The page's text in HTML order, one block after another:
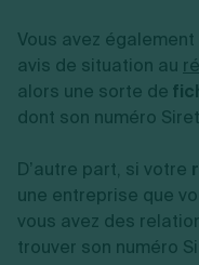
Vous avez
avis de situation au
alors une sorte de
dont son numéro
D’autre part, si votre
une entreprise que
vous avez des
trouver son numéro